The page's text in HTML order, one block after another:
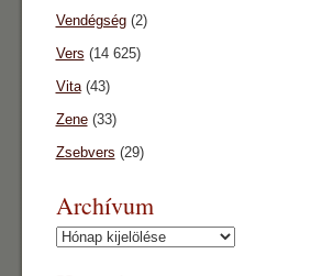
Vendégség(2)
Vers (14 625)
Vita(43)
Zene(33)
Zsebvers (29)
Archívum
Archívum